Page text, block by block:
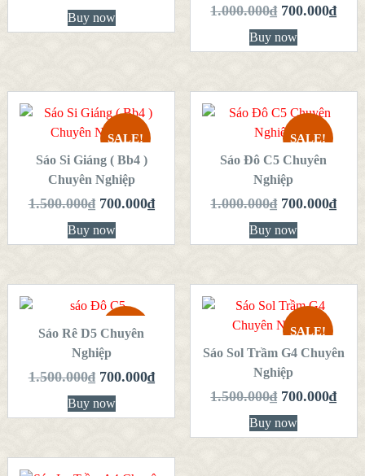
VIEW DETAILS
Buy now
VIEW DETAILS
1.000.000₫ 700.000₫
Buy now
SALE!
QUICK LOOK
VIEW DETAILS
THÊM VÀO
GIỎ HÀNG
Sáo Si Giáng ( Bb4 )
Chuyên Nghiệp
1.500.000₫ 700.000₫
Buy now
SALE!
QUICK LOOK
VIEW DETAILS
THÊM VÀO
GIỎ HÀNG
Sáo Đô C5 Chuyên
Nghiệp
1.000.000₫ 700.000₫
Buy now
SALE!
QUICK LOOK
VIEW DETAILS
THÊM VÀO
GIỎ HÀNG
Sáo Rê D5 Chuyên
Nghiệp
1.500.000₫ 700.000₫
Buy now
SALE!
QUICK LOOK
VIEW DETAILS
THÊM VÀO
GIỎ HÀNG
Sáo Sol Trầm G4 Chuyên
Nghiệp
1.500.000₫ 700.000₫
Buy now